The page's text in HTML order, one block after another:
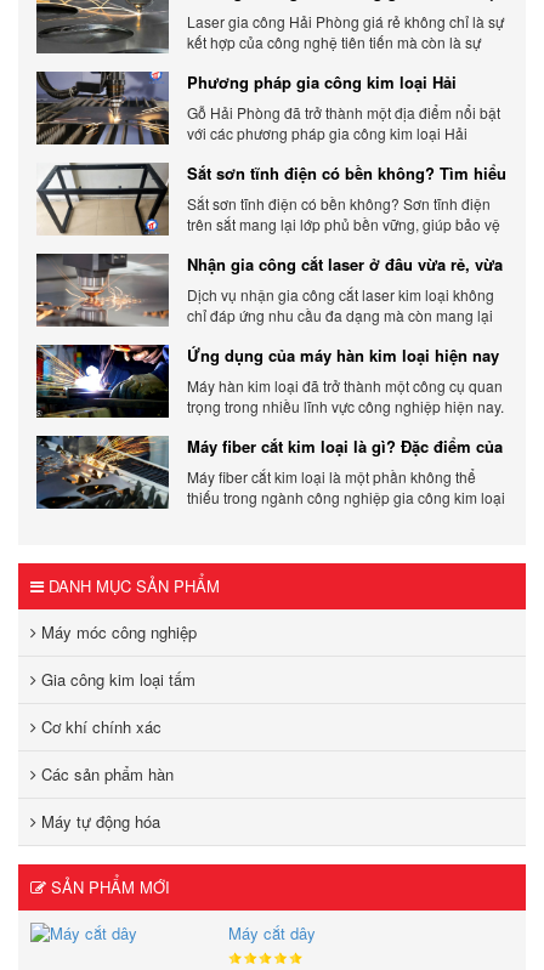
gia công báo giá chính xác
Laser gia công Hải Phòng giá rẻ không chỉ là sự
kết hợp của công nghệ tiên tiến mà còn là sự
khách hàng. Xem ngay nhé.
Phương pháp gia công kim loại Hải
Phòng phổ biến hiện nay
Gỗ Hải Phòng đã trở thành một địa điểm nổi bật
với các phương pháp gia công kim loại Hải
Sắt sơn tĩnh điện có bền không? Tìm hiểu
chi tiết
Sắt sơn tĩnh điện có bền không? Sơn tĩnh điện
trên sắt mang lại lớp phủ bền vững, giúp bảo vệ
động bên ngoài.
Nhận gia công cắt laser ở đâu vừa rẻ, vừa
chất lượng
Dịch vụ nhận gia công cắt laser kim loại không
chỉ đáp ứng nhu cầu đa dạng mà còn mang lại
Ứng dụng của máy hàn kim loại hiện nay
Máy hàn kim loại đã trở thành một công cụ quan
trọng trong nhiều lĩnh vực công nghiệp hiện nay.
Máy fiber cắt kim loại là gì? Đặc điểm của
máy fiber
Máy fiber cắt kim loại là một phần không thể
thiếu trong ngành công nghiệp gia công kim loại
DANH MỤC SẢN PHẨM
Máy móc công nghiệp
Gia công kim loại tấm
Cơ khí chính xác
Các sản phẩm hàn
Máy tự động hóa
SẢN PHẨM MỚI
Máy cắt dây